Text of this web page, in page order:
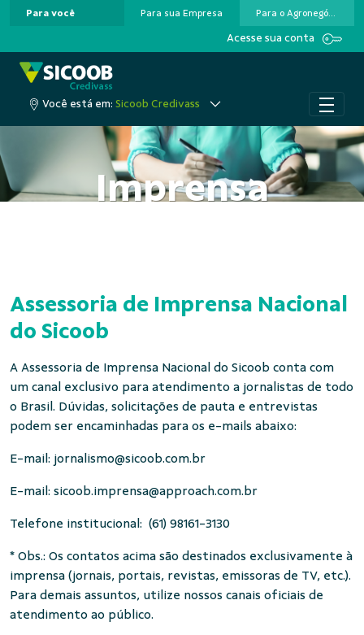
Pular para o Conteúdo principal
Para você Para sua Empresa Para o Agronegócio
Acesse sua conta
Você está em: Sicoob Credivass
Imprensa
Assessoria de Imprensa Nacional
do Sicoob
A Assessoria de Imprensa Nacional do Sicoob conta com
um canal exclusivo para atendimento a jornalistas de todo
o Brasil. Dúvidas, solicitações de pauta e entrevistas
podem ser encaminhadas para os e-mails abaixo:
E-mail: jornalismo@sicoob.com.br
E-mail: sicoob.imprensa@approach.com.br
Telefone institucional: (61) 98161-3130
* Obs.: Os contatos acima são destinados exclusivamente à
imprensa (jornais, portais, revistas, emissoras de TV, etc.).
Para demais assuntos, utilize nossos canais oficiais de
atendimento ao público.